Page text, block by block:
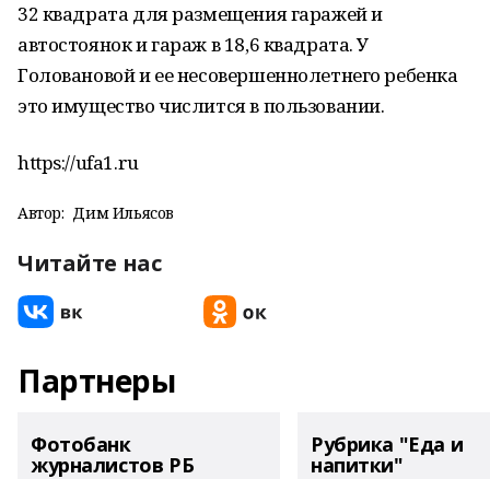
32 квадрата для размещения гаражей и
автостоянок и гараж в 18,6 квадрата. У
Головановой и ее несовершеннолетнего ребенка
это имущество числится в пользовании.
https://ufa1.ru
Автор: Дим Ильясов
Читайте нас
Партнеры
Фотобанк
журналистов РБ
Рубрика "Еда и
напитки"